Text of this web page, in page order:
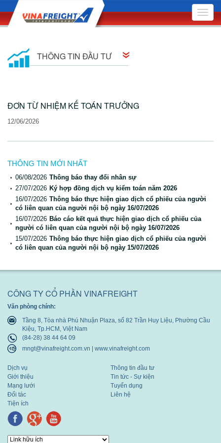
Toggle
THÔNG TIN ĐẦU TƯ
Quan hệ cổ đông
Báo cáo quản trị công ty
Bản cáo bạch
Báo cáo tài chính
Báo cáo thường niên
ĐƠN TỪ NHIỆM KẾ TOÁN TRƯỞNG
12/06/2026
THÔNG TIN MỚI NHẤT
06/08/2026 Thông báo thay đổi nhân sự
27/07/2026 Ký hợp đồng dịch vụ kiểm toán năm 2026
16/07/2026 Thông báo thực hiện giao dịch cổ phiếu của người
có liên quan của người nội bộ ngày 16/07/2026
16/07/2026 Báo cáo kết quả thực hiện giao dịch cổ phiếu của
người có liên quan của người nội bộ ngày 16/07/2026
15/07/2026 Thông báo thực hiện giao dịch cổ phiếu của người
có liên quan của người nội bộ ngày 15/07/2026
CÔNG TY CỔ PHẦN VINAFREIGHT
Văn phòng chính:
Tầng 8, Tòa nhà Phú Nhuận Plaza, số 82 Trần Huy Liệu, Phường Cầu
Kiệu, Tp.HCM, Việt Nam
(84-28) 38 44 64 09
mngt@vinafreight.com.vn | www.vinafreight.com
Dịch vụ
Giới thiệu
Mạng lưới
Đối tác
Tiện ích
Thông tin đầu tư
Tin tức - Sự kiện
Tuyển dụng
Liên hệ